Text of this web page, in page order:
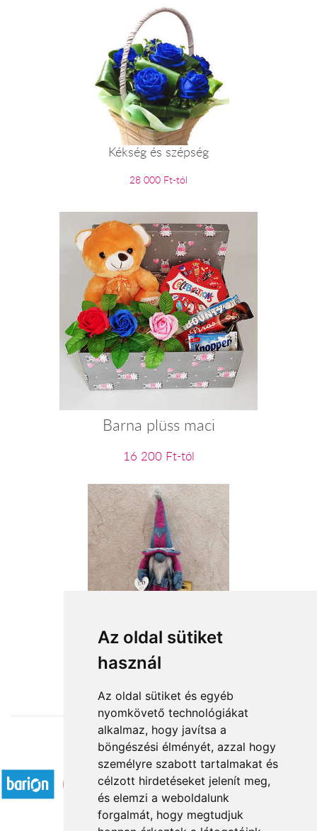
Az oldal sütiket
használ
Az oldal sütiket és egyéb
nyomkövető technológiákat
alkalmaz, hogy javítsa a
böngészési élményét, azzal hogy
személyre szabott tartalmakat és
célzott hirdetéseket jelenít meg,
és elemzi a weboldalunk
forgalmát, hogy megtudjuk
Kékség és szépség
28 000 Ft-tól
Barna plüss maci
16 200 Ft-tól
Szeretlek - farmer manófiú
18 160 Ft-tól
Elfogadott fizetési módok